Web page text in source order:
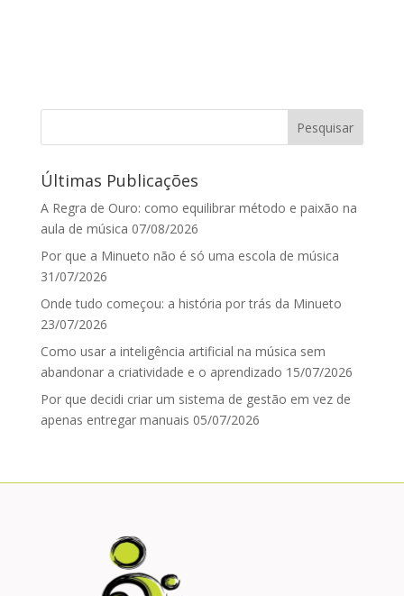
Últimas Publicações
A Regra de Ouro: como equilibrar método e paixão na
aula de música 07/08/2026
Por que a Minueto não é só uma escola de música
31/07/2026
Onde tudo começou: a história por trás da Minueto
23/07/2026
Como usar a inteligência artificial na música sem
abandonar a criatividade e o aprendizado 15/07/2026
Por que decidi criar um sistema de gestão em vez de
apenas entregar manuais 05/07/2026